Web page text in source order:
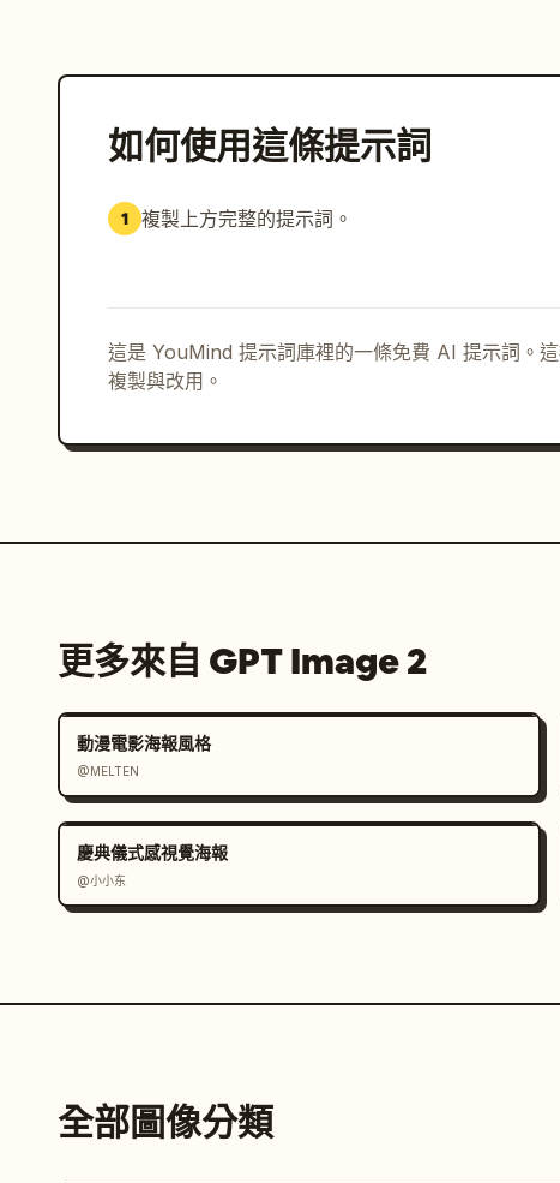
如何使用這條提示詞
1 複製上方完整的提示詞。
這是 YouMind 提示詞庫裡的一條免費 AI 提示詞。
複製與改用。
更多來自 GPT Image 2
動漫電影海報風格
@MELTEN
慶典儀式感視覺海報
@小小东
全部圖像分類